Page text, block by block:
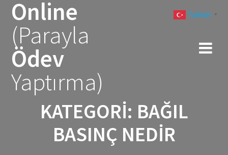
Online
(Parayla
Ödev
Yaptırma)
KATEGORI: BAĞIL
BASINÇ NEDIR
Turkish ▼